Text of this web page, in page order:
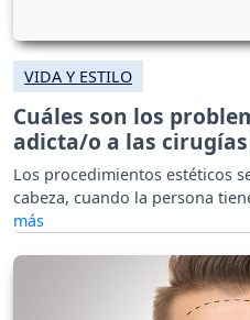
VIDA Y ESTILO
Cuáles son los
adicta/o a las
Los procedimientos estéticos
cabeza, cuando la persona